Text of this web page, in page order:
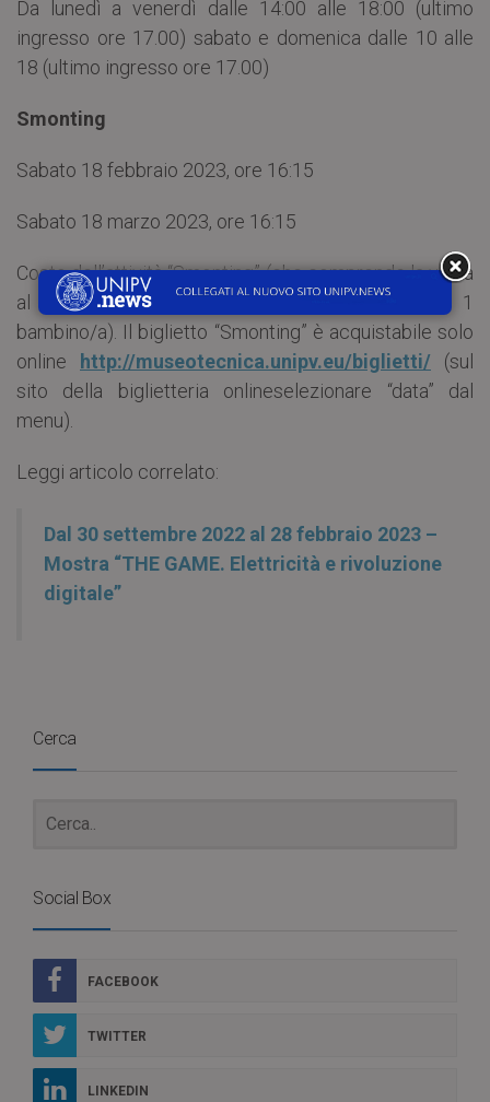
Da lunedì a venerdì dalle 14:00 alle 18:00 (ultimo
ingresso ore 17.00) sabato e domenica dalle 10 alle
18 (ultimo ingresso ore 17.00)
Smonting
Sabato 18 febbraio 2023, ore 16:15
Sabato 18 marzo 2023, ore 16:15
Costo dell’attività “Smonting” (che comprende la visita
al museo): € 14,00 a postazione (1 adulto + 1
bambino/a). Il biglietto “Smonting” è acquistabile solo
online
http://museotecnica.unipv.eu/biglietti/ (sul
sito della biglietteria onlineselezionare “data” dal
menu).
Leggi articolo correlato:
Dal 30 settembre 2022 al 28 febbraio 2023 –
Mostra “THE GAME. Elettricità e rivoluzione
digitale”
Cerca
Social Box
FACEBOOK
TWITTER
LINKEDIN